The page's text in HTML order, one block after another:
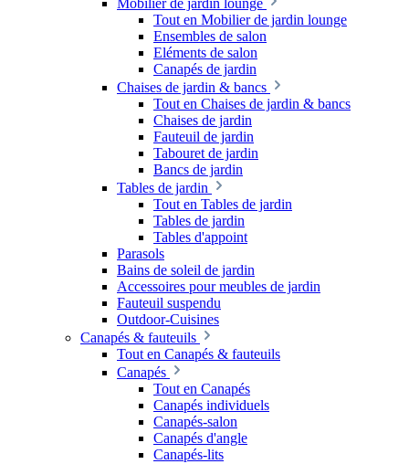
Mobilier de jardin lounge
Tout en Mobilier de jardin lounge
Ensembles de salon
Eléments de salon
Canapés de jardin
Chaises de jardin & bancs
Tout en Chaises de jardin & bancs
Chaises de jardin
Fauteuil de jardin
Tabouret de jardin
Bancs de jardin
Tables de jardin
Tout en Tables de jardin
Tables de jardin
Tables d'appoint
Parasols
Bains de soleil de jardin
Accessoires pour meubles de jardin
Fauteuil suspendu
Outdoor-Cuisines
Canapés & fauteuils
Tout en Canapés & fauteuils
Canapés
Tout en Canapés
Canapés individuels
Canapés-salon
Canapés d'angle
Canapés-lits